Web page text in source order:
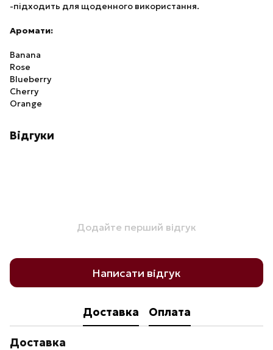
-підходить для щоденного використання.
Аромати:
Banana
Rose
Blueberry
Cherry
Orange
Відгуки
Додайте перший відгук
Написати відгук
Доставка Оплата
Доставка